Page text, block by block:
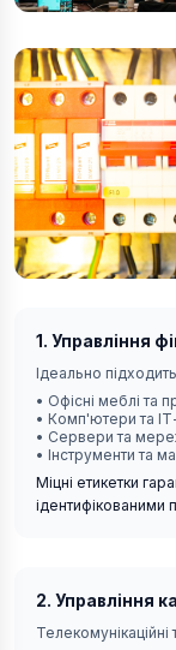
1. Управління
Ідеально
• Офісні меблі та
• Комп'ютери та
• Сервери та
• Інструменти та
Міцні етикетки
ідентифікованими
2. Управління